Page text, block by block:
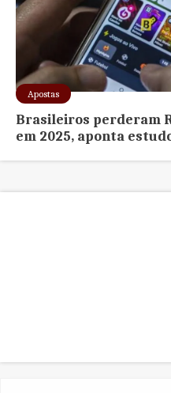
Apostas
Brasileiros perderam
em 2025, aponta